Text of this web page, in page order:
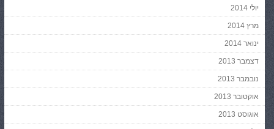
יולי 2014
מרץ 2014
ינואר 2014
דצמבר 2013
נובמבר 2013
אוקטובר 2013
אוגוסט 2013